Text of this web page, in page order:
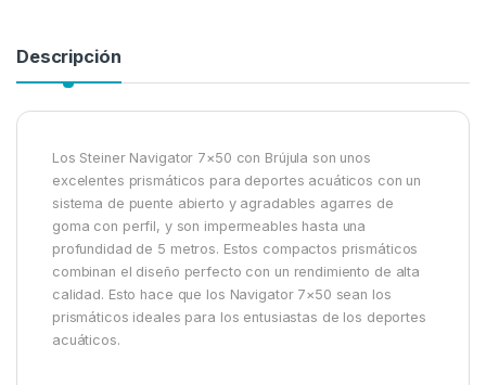
Descripción
Los Steiner Navigator 7×50 con Brújula son unos
excelentes prismáticos para deportes acuáticos con un
sistema de puente abierto y agradables agarres de
goma con perfil, y son impermeables hasta una
profundidad de 5 metros. Estos compactos prismáticos
combinan el diseño perfecto con un rendimiento de alta
calidad. Esto hace que los Navigator 7×50 sean los
prismáticos ideales para los entusiastas de los deportes
acuáticos.